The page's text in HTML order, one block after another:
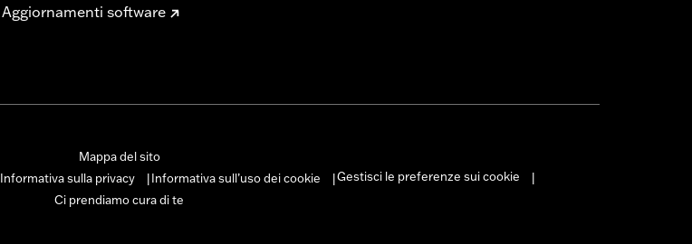
Aggiornamenti software
Mappa del sito
Informativa sulla privacy Informativa sull’uso dei cookie Gestisci le preferenze sui cookie
Ci prendiamo cura di te